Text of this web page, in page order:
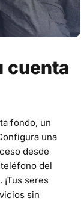
cuenta
fondo, un
una
desde
del
seres
sin